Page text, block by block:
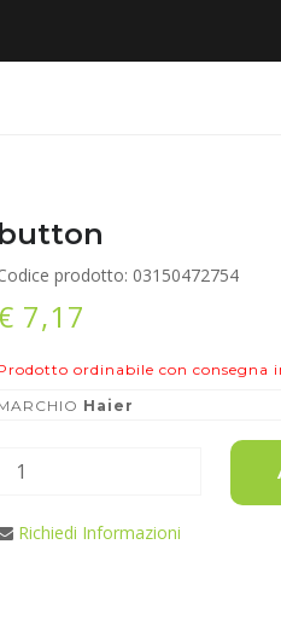
button
prodotto: 03150472754
7,17
ordinabile con consegna
Haier
Richiedi Informazioni